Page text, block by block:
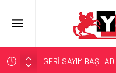
GERİ SAYIM BAŞLADI